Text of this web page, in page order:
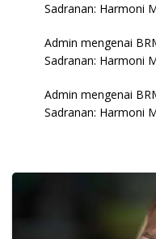
Sadranan: Harmoni
Admin mengenai
Sadranan: Harmoni
Admin mengenai
Sadranan: Harmoni